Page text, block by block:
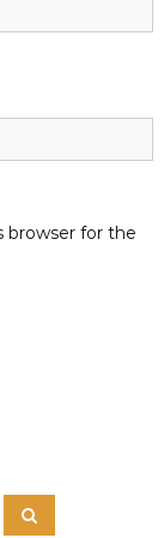
browser for the
S
e